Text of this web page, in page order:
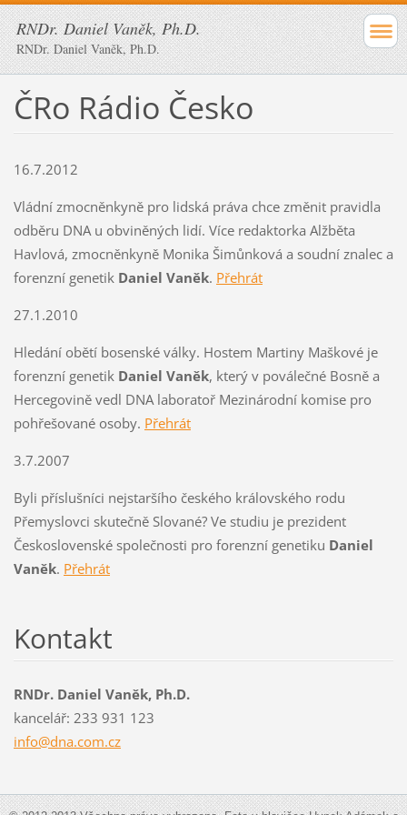
RNDr. Daniel Vaněk, Ph.D.
RNDr. Daniel Vaněk, Ph.D.
ČRo Rádio Česko
16.7.2012
Vládní zmocněnkyně pro lidská práva chce změnit pravidla
odběru DNA u obviněných lidí. Více redaktorka Alžběta
Havlová, zmocněnkyně Monika Šimůnková a soudní znalec a
forenzní genetik Daniel Vaněk. Přehrát
27.1.2010
Hledání obětí bosenské války. Hostem Martiny Maškové je
forenzní genetik Daniel Vaněk, který v poválečné Bosně a
Hercegovině vedl DNA laboratoř Mezinárodní komise pro
pohřešované osoby. Přehrát
3.7.2007
Byli příslušníci nejstaršího českého královského rodu
Přemyslovci skutečně Slované? Ve studiu je prezident
Československé společnosti pro forenzní genetiku Daniel
Vaněk. Přehrát
Kontakt
RNDr. Daniel Vaněk, Ph.D.
kancelář: 233 931 123
info@dna.com.cz